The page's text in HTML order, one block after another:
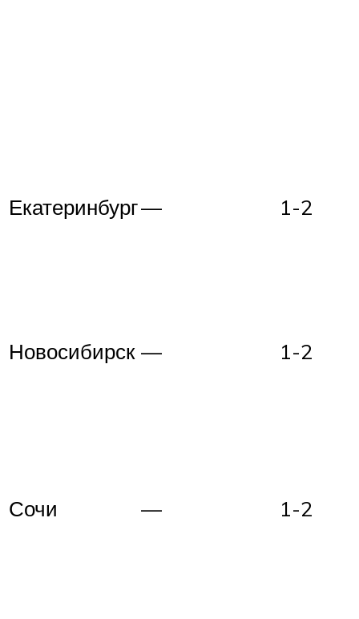
Екатеринбург— 1-2
Новосибирск — 1-2
Сочи — 1-2